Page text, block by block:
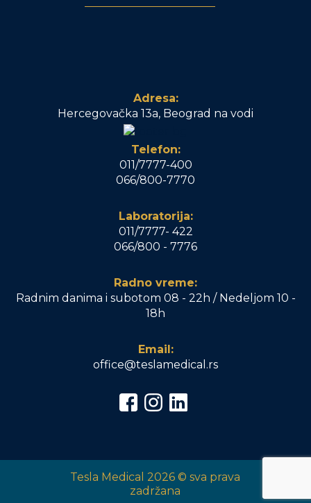
Adresa:
Hercegovačka 13a, Beograd na vodi
Telefon:
011/7777-400
066/800-7770
Laboratorija:
011/7777- 422
066/800 - 7776
Radno vreme:
Radnim danima i subotom 08 - 22h / Nedeljom 10 -
18h
Email:
office@teslamedical.rs
Tesla Medical 2026 © sva prava
zadržana